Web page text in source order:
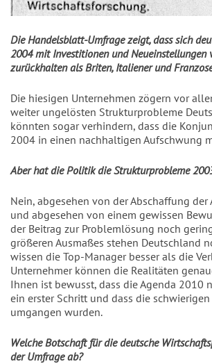
Die Handelsblatt-Umfrage zeigt, dass sich
2004 mit Investitionen und Neueinstellungen
zurückhalten als Briten, Italiener und
Die hiesigen Unternehmen zögern vor
weiter ungelösten Strukturprobleme
könnten sogar verhindern, dass die
2004 in einen nachhaltigen Aufschwung
Aber hat die Politik die Strukturprobleme
Nein, abgesehen von der Abschaffung
und abgesehen von einem gewissen
der Beitrag zur Problemlösung noch
größeren Ausmaßes stehen Deutschland
wissen die Top-Manager besser als die
Unternehmer können die Realitäten
Ihnen ist bewusst, dass die Agenda 2010
ein erster Schritt und dass die
umgangen wurden.
Welche Botschaft für die deutsche
der Umfrage ab?